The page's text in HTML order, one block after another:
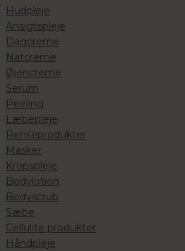
Hudpleje
Ansigtspleje
Dagcreme
Natcreme
Øjencreme
Serum
Peeling
Læbepleje
Renseprodukter
Masker
Kropspleje
Bodylotion
Bodyscrub
Sæbe
Cellulite produkter
Håndpleje